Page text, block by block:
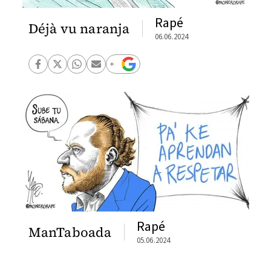
Déjà vu naranja Rapé
06.06.2024
ManTaboada Rapé
05.06.2024